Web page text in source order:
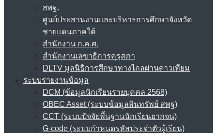
สพฐ.
ศูนย์ประสานงานและบริหารการศึกษาจังหวัด
ชายแดนภาคใต้
สำนักงาน ก.ค.ศ.
สำนักงานเลขาธิการคุรุสภา
DLTV มูลนิธิการศึกษาทางไกลผ่านดาวเทียม
ระบบรายงานข้อมูล
DCM (ข้อมูลนักเรียนรายบุคคล 2568)
OBEC Asset (ระบบข้อมูลสินทรัพย์ สพฐ)
CCT (ระบบปัจจัยพื้นฐานนักเรียนยากจน)
G-code (ระบบกำหนดรหัสประจำตัวผู้เรียน)